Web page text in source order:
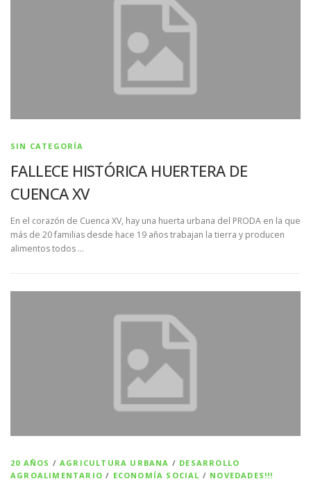
SIN CATEGORÍA
FALLECE HISTÓRICA HUERTERA DE
CUENCA XV
En el corazón de Cuenca XV, hay una huerta urbana del PRODA en la que
más de 20 familias desde hace 19 años trabajan la tierra y producen
alimentos todos …
20 AÑOS /AGRICULTURA URBANA / DESARROLLO
AGROALIMENTARIO / ECONOMÍA SOCIAL / NOVEDADES!!!